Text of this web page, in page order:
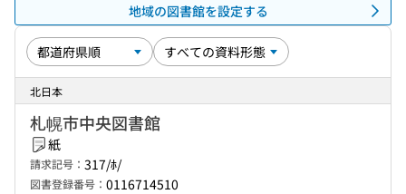
地域の図書館を設定する
北日本
札幌市中央図書館
紙
請求記号： 317/ﾎ/
図書登録番号： 0116714510